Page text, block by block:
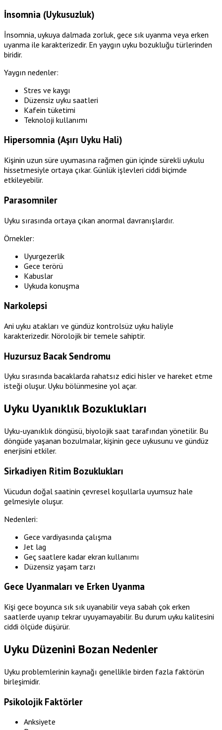
İnsomnia (Uykusuzluk)
İnsomnia, uykuya dalmada zorluk, gece sık uyanma veya erken
uyanma ile karakterizedir. En yaygın uyku bozukluğu türlerinden
biridir.
Yaygın nedenler:
Stres ve kaygı
Düzensiz uyku saatleri
Kafein tüketimi
Teknoloji kullanımı
Hipersomnia (Aşırı Uyku Hali)
Kişinin uzun süre uyumasına rağmen gün içinde sürekli uykulu
hissetmesiyle ortaya çıkar. Günlük işlevleri ciddi biçimde
etkileyebilir.
Parasomniler
Uyku sırasında ortaya çıkan anormal davranışlardır.
Örnekler:
Uyurgezerlik
Gece terörü
Kabuslar
Uykuda konuşma
Narkolepsi
Ani uyku atakları ve gündüz kontrolsüz uyku haliyle
karakterizedir. Nörolojik bir temele sahiptir.
Huzursuz Bacak Sendromu
Uyku sırasında bacaklarda rahatsız edici hisler ve hareket etme
isteği oluşur. Uyku bölünmesine yol açar.
Uyku Uyanıklık Bozuklukları
Uyku-uyanıklık döngüsü, biyolojik saat tarafından yönetilir. Bu
döngüde yaşanan bozulmalar, kişinin gece uykusunu ve gündüz
enerjisini etkiler.
Sirkadiyen Ritim Bozuklukları
Vücudun doğal saatinin çevresel koşullarla uyumsuz hale
gelmesiyle oluşur.
Nedenleri:
Gece vardiyasında çalışma
Jet lag
Geç saatlere kadar ekran kullanımı
Düzensiz yaşam tarzı
Gece Uyanmaları ve Erken Uyanma
Kişi gece boyunca sık sık uyanabilir veya sabah çok erken
saatlerde uyanıp tekrar uyuyamayabilir. Bu durum uyku kalitesini
ciddi ölçüde düşürür.
Uyku Düzenini Bozan Nedenler
Uyku problemlerinin kaynağı genellikle birden fazla faktörün
birleşimidir.
Psikolojik Faktörler
Anksiyete